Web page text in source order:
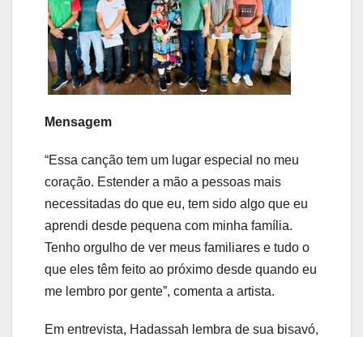
Mensagem
“Essa canção tem um lugar especial no meu
coração. Estender a mão a pessoas mais
necessitadas do que eu, tem sido algo que eu
aprendi desde pequena com minha família.
Tenho orgulho de ver meus familiares e tudo o
que eles têm feito ao próximo desde quando eu
me lembro por gente”, comenta a artista.
Em entrevista, Hadassah lembra de sua bisavó,